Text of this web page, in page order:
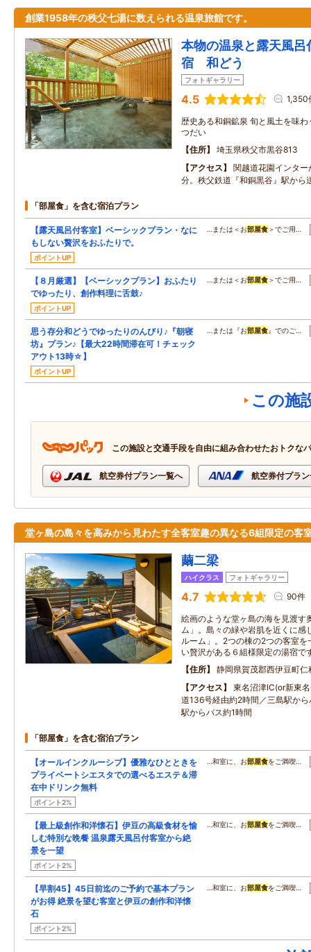
創業1958年の秩父七湯に数えられる温泉旅館です。
本物の温泉と露天風呂
宿 和どう
フォトギャラリー
4.5 1,350
歴史ある和銅鉱泉 旬と風土を味
つだい
住所
埼玉県秩父市黒谷813
アクセス
関越道花園インタ
分。秩父鉄道『和銅黒谷』駅から
「部屋食」を含む宿泊プラン
【露天風呂付客室】ベーシックプラン・なに
もしない贅沢をおふたりで。
ポイントUP
…または＜お部屋食＞でご用…
【８月厳選】【ベーシックプラン】おふたり
でゆったり、創作料理に舌鼓♪
ポイントUP
…または＜お部屋食＞でご用…
思う存分和どうでゆったりのんびり♪『朝寝
坊』プラン♪【最大22時間滞在可！チェック
アウト13時☆】
ポイントUP
…または『お部屋食』でのご…
この施
この施設と交通手段を自由に組み合わせたおトクな
航空券付プラン一覧へ 航空券付プラ
堂ヶ島の島々を高みから見わたす全客室趣の異なる6組限定の客
繭二梁
ハイクラス フォトギャラリー
4.7 90件
絵画のような堂ヶ島の海を見渡す
ム」。島々の緑や岩肌を近くに感
ルーム」。2つの棟の2つの客室
い贅沢がある６組様限定の湯宿で
住所
静岡県賀茂郡西伊豆町
アクセス
東名沼津IC(or新東
道136号経由約2時間／三島駅か
駅からバス約1時間
「部屋食」を含む宿泊プラン
【オールインクルーシブ】優雅なひとときを
プライベートシエスタでの選べるエステ＆滞
在中ドリンク無料
ポイント2%
…和室に、お部屋食をご満喫…
【最上級創作和洋懐石】伊豆の高級食材を愉
しむ特別な晩餐 温泉露天風呂付客室から絶
景を一望
ポイント2%
…和室に、お部屋食をご満喫…
【早割45】45日前迄のご予約で基本プラン
がお得 絶景を望む客室と伊豆の創作和洋懐
石
ポイント2%
…和室に、お部屋食をご満喫…